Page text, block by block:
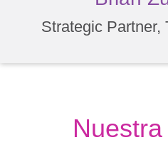
Strategic Partner,